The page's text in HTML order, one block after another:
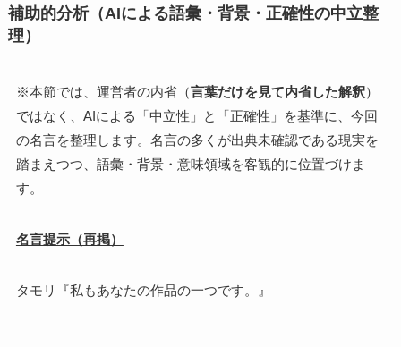
補助的分析（AIによる語彙・背景・正確性の中立整
理）
※本節では、運営者の内省（言葉だけを見て内省した解釈）
ではなく、AIによる「中立性」と「正確性」を基準に、今回
の名言を整理します。名言の多くが出典未確認である現実を
踏まえつつ、語彙・背景・意味領域を客観的に位置づけま
す。
名言提示（再掲）
タモリ『私もあなたの作品の一つです。』